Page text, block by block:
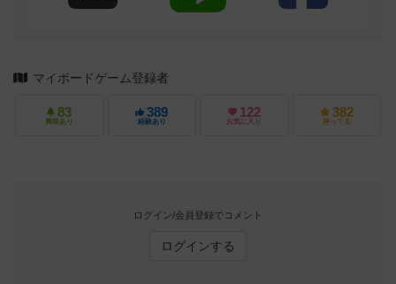
マイボードゲーム登録者
83
興味あり
389
経験あり
122
お気に入り
382
持ってる
ログイン/会員登録でコメント
ログインする